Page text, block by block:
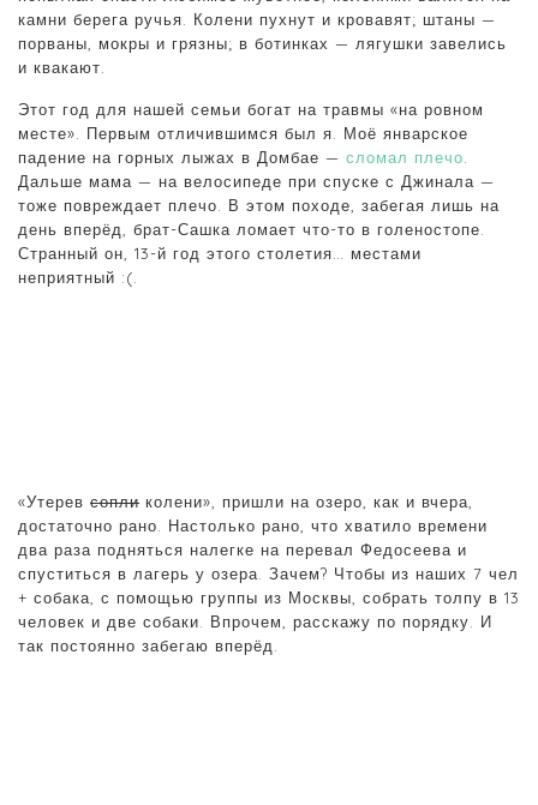
камни берега ручья. Колени пухнут и кровавят; штаны —
порваны, мокры и грязны; в ботинках — лягушки завелись
и квакают.
Этот год для нашей семьи богат на травмы «на ровном
месте». Первым отличившимся был я. Моё январское
падение на горных лыжах в Домбае — сломал плечо
Дальше мама — на велосипеде при спуске с Джинала —
тоже повреждает плечо. В этом походе, забегая лишь на
день вперёд, брат-Сашка ломает что-то в голеностопе.
Странный он, 13-й год этого столетия… местами
неприятный :(.
«Утерев сопли колени», пришли на озеро, как и вчера,
достаточно рано. Настолько рано, что хватило времени
два раза подняться налегке на перевал Федосеева и
спуститься в лагерь у озера. Зачем? Чтобы из наших 7 чел
+ собака, с помощью группы из Москвы, собрать толпу в 13
человек и две собаки. Впрочем, расскажу по порядку. И
так постоянно забегаю вперёд.